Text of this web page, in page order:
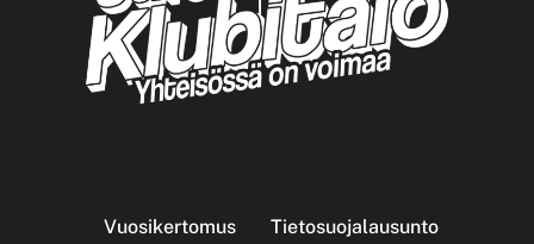
Vuosikertomus Tietosuojalausunto